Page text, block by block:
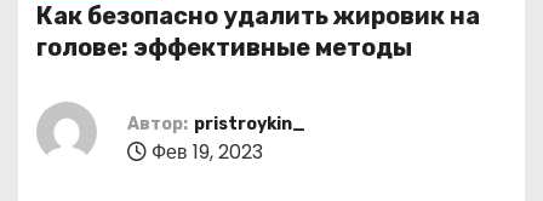
Как безопасно удалить жировик на
голове: эффективные методы
Автор: pristroykin_
Фев 19, 2023